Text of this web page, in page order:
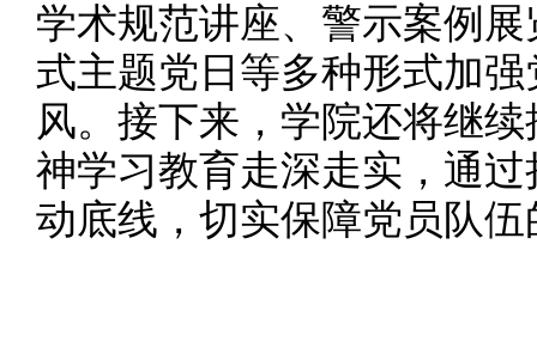
学术规范讲座、警示案例
式主题党日等多种形式加
风。接下来，学院还将继
神学习教育走深走实，通
动底线，切实保障党员队